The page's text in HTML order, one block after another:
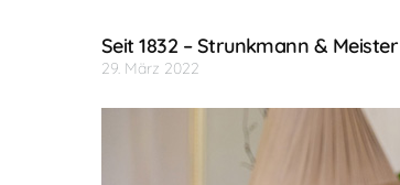
Seit 1832 – Strunkmann & Meister
29. März 2022